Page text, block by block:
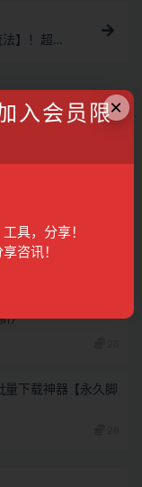
】！超详
手机中制作3分钟一
）
量下载神器【永久脚
×
入会员限
具，分享！
咨讯！